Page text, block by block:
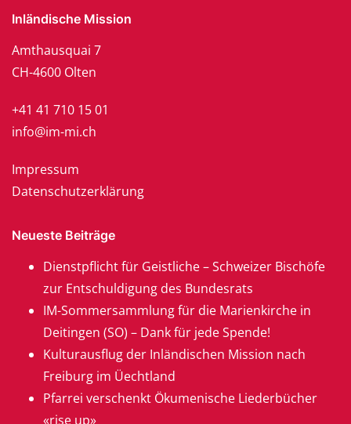
Inländische Mission
Amthausquai 7
CH-4600 Olten
+41 41 710 15 01
info@im-mi.ch
Impressum
Datenschutzerklärung
Neueste Beiträge
Dienstpflicht für Geistliche – Schweizer Bischöfe
zur Entschuldigung des Bundesrats
IM-Sommersammlung für die Marienkirche in
Deitingen (SO) – Dank für jede Spende!
Kulturausflug der Inländischen Mission nach
Freiburg im Üechtland
Pfarrei verschenkt Ökumenische Liederbücher
«rise up»